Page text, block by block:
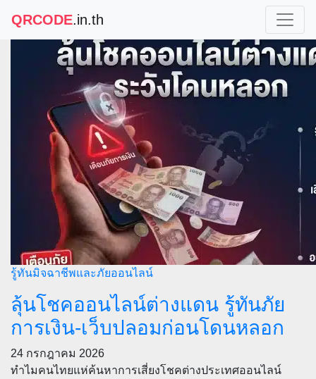
QRCODE.in.th
รู้ทันมิจฉาชีพและภัยออนไลน์
ลุ้นโชคออนไลน์ต่างแดน รู้ทันภัย
การเงิน-เว็บปลอมก่อนโดนหลอก
24 กรกฎาคม 2026
ทำไมคนไทยแห่ค้นหาการเสี่ยงโชคต่างประเทศออนไลน์